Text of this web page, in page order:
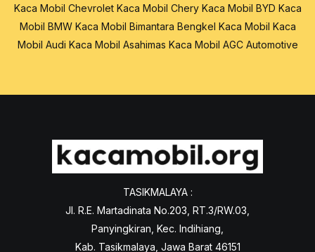
Kaca Mobil Chevrolet Kaca Mobil Chery Kaca Mobil BYD Kaca
Mobil BMW Kaca Mobil Bimantara Bengkel Kaca Mobil Kaca
Mobil Audi Kaca Mobil Asahimas Kaca Mobil AGC Automotive
TASIKMALAYA :
Jl. R.E. Martadinata No.203, RT.3/RW.03,
Panyingkiran, Kec. Indihiang,
Kab. Tasikmalaya, Jawa Barat 46151